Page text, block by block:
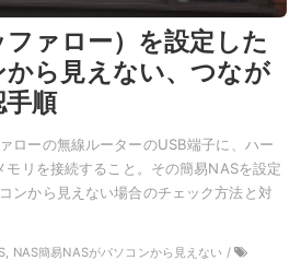
ァロー）を設定した
ら見えない、つなが
手順
ローの無線ルーターのUSB端子に、ハー
モリを接続すること。その簡易NASを設定
ンから見えない場合のチェック方法と対
NAS簡易NASがパソコンから見えない /